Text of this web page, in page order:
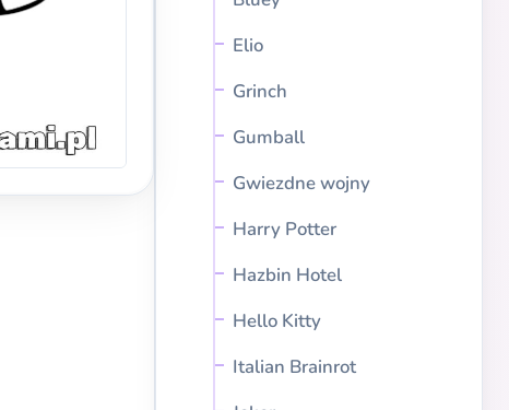
Elio
Grinch
Gumball
Gwiezdne wojny
Harry Potter
Hazbin Hotel
Hello Kitty
Italian Brainrot